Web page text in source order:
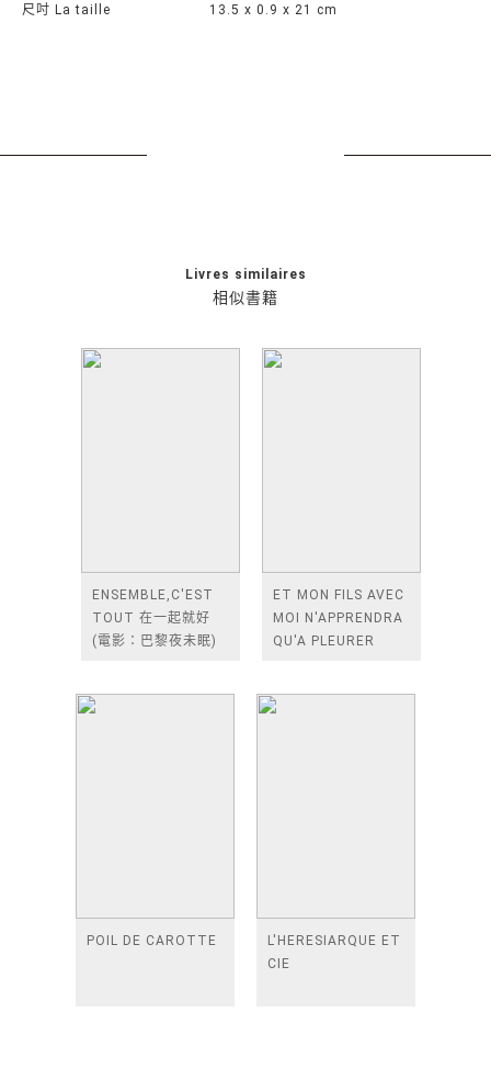
尺吋 La taille
13.5 x 0.9 x 21 cm
相似書籍
Livres similaires
ENSEMBLE,C'EST
TOUT 在一起就好
(電影：巴黎夜未眠)
ET MON FILS AVEC
MOI N'APPRENDRA
QU'A PLEURER
POIL DE CAROTTE
L'HERESIARQUE ET
CIE